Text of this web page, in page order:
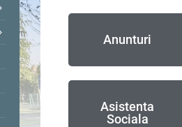
Anunturi
Asistenta
Sociala